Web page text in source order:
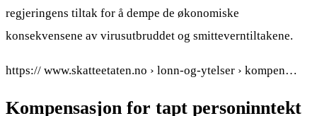
regjeringens tiltak for å dempe de økonomiske
konsekvensene av virusutbruddet og smitteverntiltakene.
https:// www.skatteetaten.no › lonn-og-ytelser › kompen…
Kompensasjon for tapt personinntekt